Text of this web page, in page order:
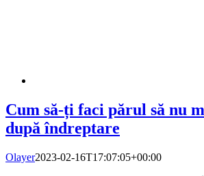
Cum să-ți faci părul să nu
după îndreptare
Olayer2023-02-16T17:07:05+00:00